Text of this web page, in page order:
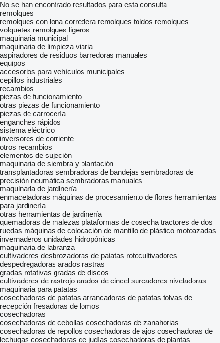
No se han encontrado resultados para esta consulta
remolques
remolques con lona corredera remolques toldos remolques
volquetes remolques ligeros
maquinaria municipal
maquinaria de limpieza viaria
aspiradores de residuos barredoras manuales
equipos
accesorios para vehículos municipales
cepillos industriales
recambios
piezas de funcionamiento
otras piezas de funcionamiento
piezas de carrocería
enganches rápidos
sistema eléctrico
inversores de corriente
otros recambios
elementos de sujeción
maquinaria de siembra y plantación
transplantadoras sembradoras de bandejas sembradoras de
precisión neumática sembradoras manuales
maquinaria de jardinería
enmacetadoras máquinas de procesamiento de flores herramientas
para jardinería
otras herramientas de jardinería
quemadoras de malezas plataformas de cosecha tractores de dos
ruedas máquinas de colocación de mantillo de plástico motoazadas
invernaderos unidades hidropónicas
maquinaria de labranza
cultivadores desbrozadoras de patatas rotocultivadores
despedregadoras arados rastras
gradas rotativas gradas de discos
cultivadores de rastrojo arados de cincel surcadores niveladoras
maquinaria para patatas
cosechadoras de patatas arrancadoras de patatas tolvas de
recepción fresadoras de lomos
cosechadoras
cosechadoras de cebollas cosechadoras de zanahorias
cosechadoras de repollos cosechadoras de ajos cosechadoras de
lechugas cosechadoras de judías cosechadoras de plantas